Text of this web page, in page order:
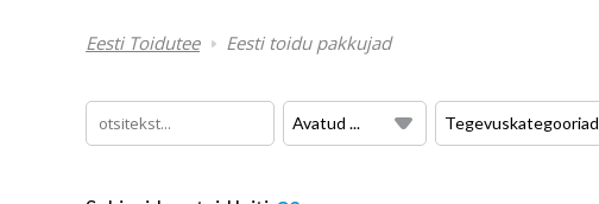
Eesti Toidutee Eesti toidu pakkujad
Avatud ... Tegevuskategooriad